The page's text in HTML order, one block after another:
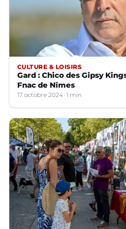
CULTURE & LOISIRS
Gard : Chico des Gipsy
Fnac de Nîmes
17 octobre 2024 1 min